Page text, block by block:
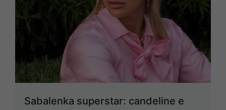
Sabalenka superstar: candeline e